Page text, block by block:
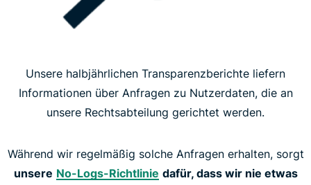
Unsere halbjährlichen Transparenzberichte liefern
Informationen über Anfragen zu Nutzerdaten, die an
unsere Rechtsabteilung gerichtet werden.
Während wir regelmäßig solche Anfragen erhalten, sorgt
unsere No-Logs-Richtlinie dafür, dass wir nie etwas